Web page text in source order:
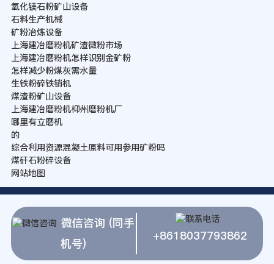
氧化镁石粉矿山设备
石料生产机械
矿粉冶炼设备
上海建冶磨粉机矿渣微粉市场
上海建冶磨粉机怎样识别金矿粉
怎样减少粉煤灰需水量
生铁粉碎铁销机
煤渣粉矿山设备
上海建冶磨粉机枊州磨粉机厂
哪里有立磨机
的
综合利用资源混凝土原料可用参用矿粉吗
煤矸石粉碎设备
网站地图
微信咨询 (同手
机号)
+8618037793862